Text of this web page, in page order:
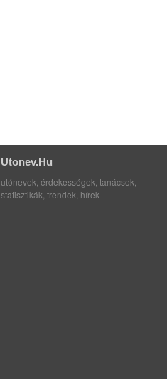
Utonev.hu
utónevek, érdekességek, tanácsok,
statisztikák, trendek, hírek